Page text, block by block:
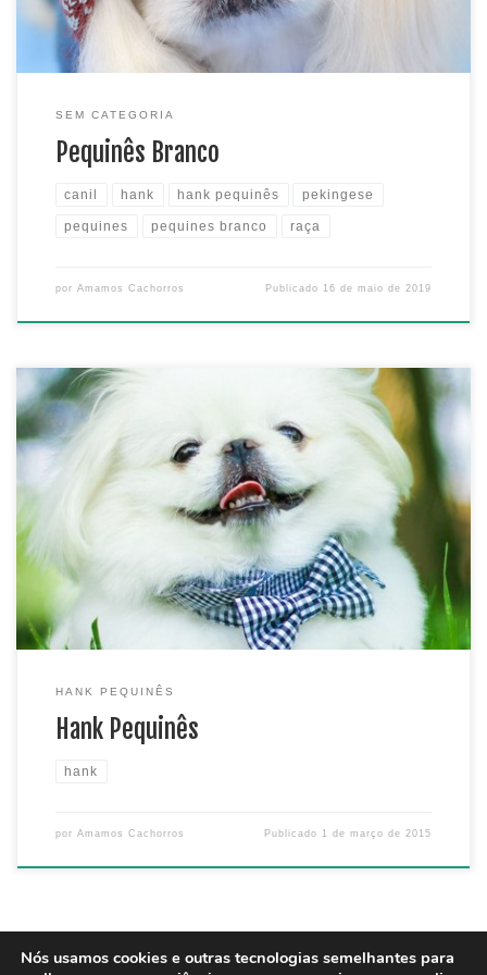
SEM CATEGORIA
Pequinês Branco
canil hank hank pequinês pekingese
pequines pequines branco raça
por Amamos Cachorros Publicado 16 de maio de 2019
Olá pessoal, tudo bem? Eu sou o Hank, um menino da raça
pequinês. Criamos esse blog para compartilhar com vocês
alguns momentos da minha vida, dentre eles as minhas
gostosuras e travessuras, bem como problemas cotidianos ,
entre outros. Eu sou o mascote oficial do site Amamos
Cachorros. Estarei aqui […]
HANK PEQUINÊS
Hank Pequinês
hank
por Amamos Cachorros Publicado 1 de março de 2015
Nós usamos cookies e outras tecnologias semelhantes para